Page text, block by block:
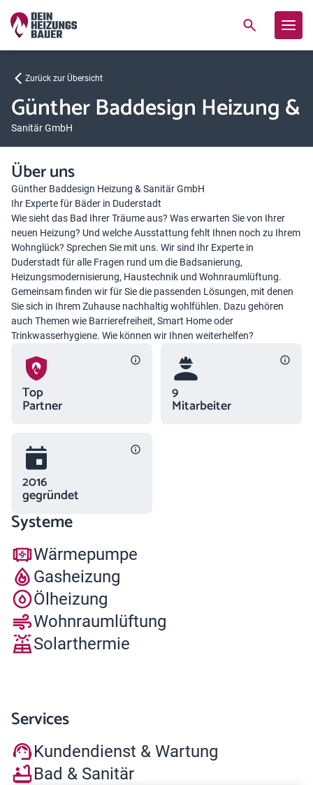
Zurück zur Übersicht
Günther Baddesign Heizung &
Sanitär GmbH
Über uns
Günther Baddesign Heizung & Sanitär GmbH
Ihr Experte für Bäder in Duderstadt
Wie sieht das Bad Ihrer Träume aus? Was erwarten Sie von Ihrer
neuen Heizung? Und welche Ausstattung fehlt Ihnen noch zu Ihrem
Wohnglück? Sprechen Sie mit uns. Wir sind Ihr Experte in
Duderstadt für alle Fragen rund um die Badsanierung,
Heizungsmodernisierung, Haustechnik und Wohnraumlüftung.
Gemeinsam finden wir für Sie die passenden Lösungen, mit denen
Sie sich in Ihrem Zuhause nachhaltig wohlfühlen. Dazu gehören
auch Themen wie Barrierefreiheit, Smart Home oder
Trinkwasserhygiene. Wie können wir Ihnen weiterhelfen?
Top
Partner
9
Mitarbeiter
2016
gegründet
Systeme
Wärmepumpe
Gasheizung
Ölheizung
Wohnraumlüftung
Solarthermie
Services
Kundendienst & Wartung
Bad & Sanitär